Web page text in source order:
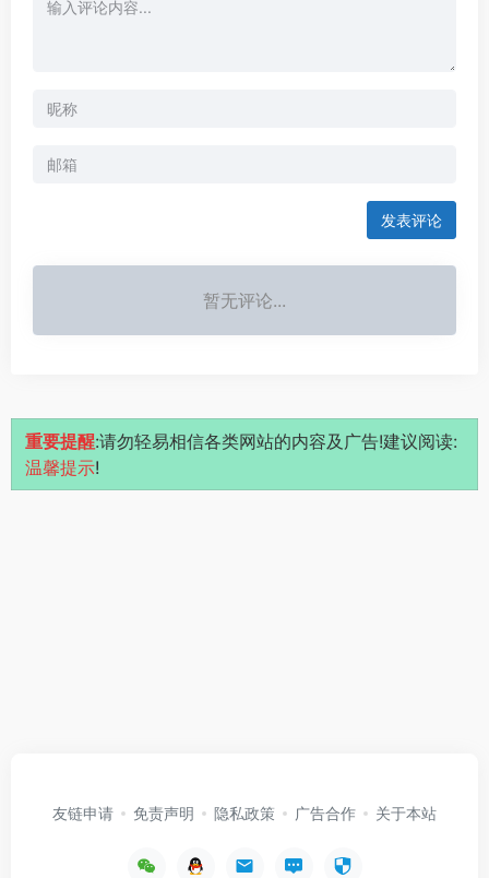
发表评论
暂无评论...
重要提醒:请勿轻易相信各类网站的内容及广告!建议阅读:
温馨提示!
友链申请 免责声明 隐私政策 广告合作 关于本站